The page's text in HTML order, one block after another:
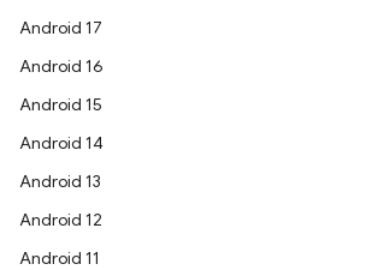
Android 17
Android 16
Android 15
Android 14
Android 13
Android 12
Android 11